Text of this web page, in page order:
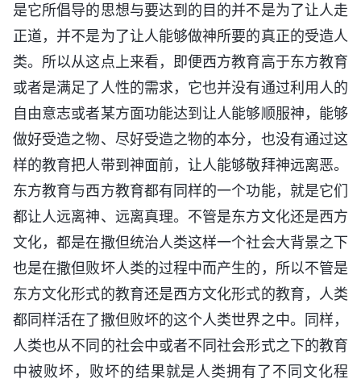
是它所倡导的思想与要达到的目的并不是为了让人走
正道，并不是为了让人能够做神所要的真正的受造人
类。所以从这点上来看，即便西方教育高于东方教育
或者是满足了人性的需求，它也并没有通过利用人的
自由意志或者某方面功能达到让人能够顺服神，能够
做好受造之物、尽好受造之物的本分，也没有通过这
样的教育把人带到神面前，让人能够敬拜神远离恶。
东方教育与西方教育都有同样的一个功能，就是它们
都让人远离神、远离真理。不管是东方文化还是西方
文化，都是在撒但统治人类这样一个社会大背景之下
也是在撒但败坏人类的过程中而产生的，所以不管是
东方文化形式的教育还是西方文化形式的教育，人类
都同样活在了撒但败坏的这个人类世界之中。同样，
人类也从不同的社会中或者不同社会形式之下的教育
中被败坏，败坏的结果就是人类拥有了不同文化程